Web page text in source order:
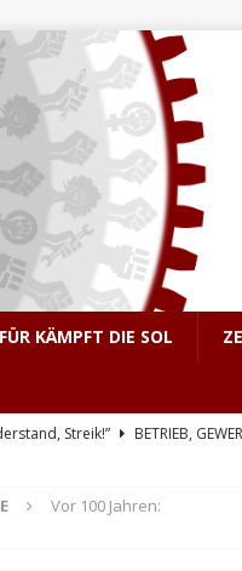
KÄMPFT DIE SOL
Streik!”
BETRIEB,
Aufstand im pakistanisch
Vor 100 Jahren: